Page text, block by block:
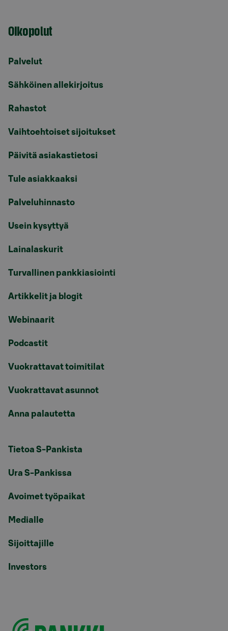
Oikopolut
Palvelut
Sähköinen allekirjoitus
Rahastot
Vaihtoehtoiset sijoitukset
Päivitä asiakastietosi
Tule asiakkaaksi
Palveluhinnasto
Usein kysyttyä
Lainalaskurit
Turvallinen pankkiasiointi
Artikkelit ja blogit
Webinaarit
Podcastit
Vuokrattavat toimitilat
Vuokrattavat asunnot
Anna palautetta
Tietoa S-Pankista
Ura S-Pankissa
Avoimet työpaikat
Medialle
Sijoittajille
Investors